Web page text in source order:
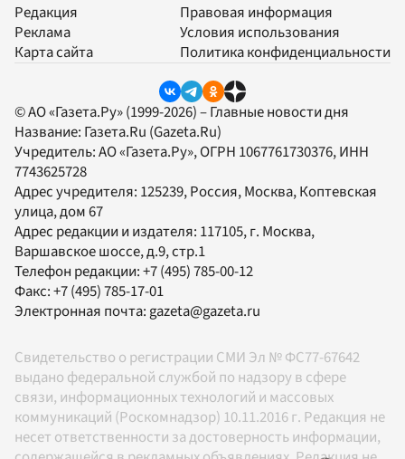
Редакция
Реклама
Карта сайта
Правовая информация
Условия использования
Политика конфиденциальности
© АО «Газета.Ру» (1999-2026) – Главные новости дня
Название: Газета.Ru (Gazeta.Ru)
Учредитель:АО «Газета.Ру», ОГРН 1067761730376, ИНН
7743625728
Адрес учредителя: 125239, Россия, Москва, Коптевская
улица, дом 67
Адрес редакции и издателя: 117105, г. Москва,
Варшавское шоссе, д.9, стр.1
Телефон редакции:+7 (495) 785-00-12
Факс:+7 (495) 785-17-01
Электронная почта:gazeta@gazeta.ru
Свидетельство о регистрации СМИ Эл № ФС77-67642
выдано федеральной службой по надзору в сфере
связи, информационных технологий и массовых
коммуникаций (Роскомнадзор) 10.11.2016 г. Редакция не
несет ответственности за достоверность информации,